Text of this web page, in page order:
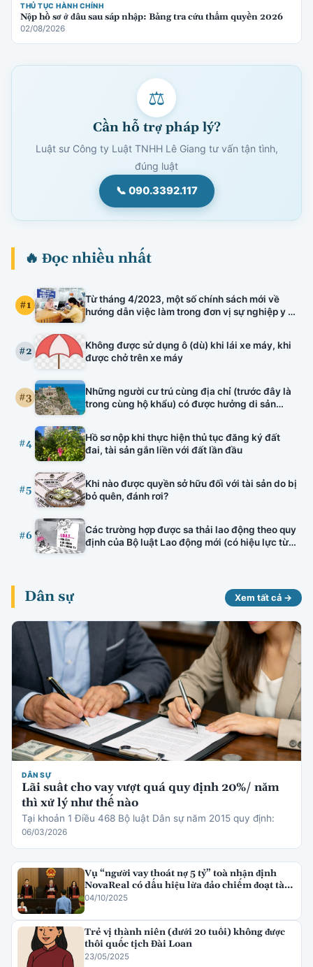
THỦ TỤC HÀNH CHÍNH
Nộp hồ sơ ở đâu sau sáp nhập: Bảng tra cứu thẩm quyền 2026
02/08/2026
⚖
Cần hỗ trợ pháp lý?
Luật sư Công ty Luật TNHH Lê Giang tư vấn tận tình,
đúng luật
📞 090.3392.117
🔥 Đọc nhiều nhất
#1
Từ tháng 4/2023, một số chính sách mới về
hướng dẫn việc làm trong đơn vị sự nghiệp y tế
tuyên truyền viên văn hóa, bảo lãnh nhà ở hình
thành trong tương lai, đấu thầu thuốc có hiệu
#2
Không được sử dụng ô (dù) khi lái xe máy, khi
được chở trên xe máy
#3
Những người cư trú cùng địa chỉ (trước đây là
trong cùng hộ khẩu) có được hưởng di sản
#4
Hồ sơ nộp khi thực hiện thủ tục đăng ký đất
đai, tài sản gắn liền với đất lần đầu
#5
Khi nào được quyền sở hữu đối với tài sản do bị
bỏ quên, đánh rơi?
#6
Các trường hợp được sa thải lao động theo quy
định của Bộ luật Lao động mới (có hiệu lực từ
Dân sự Xem tất cả →
DÂN SỰ
Lãi suất cho vay vượt quá quy định 20%/ năm
thì xử lý như thế nào
Tại khoản 1 Điều 468 Bộ luật Dân sự năm 2015 quy định:
06/03/2026
Vụ “người vay thoát nợ 5 tỷ” toà nhận định
NovaReal có dấu hiệu lừa đảo chiếm đoạt tài
sản
04/10/2025
Trẻ vị thành niên (dưới 20 tuổi) không được
thôi quốc tịch Đài Loan
23/05/2025